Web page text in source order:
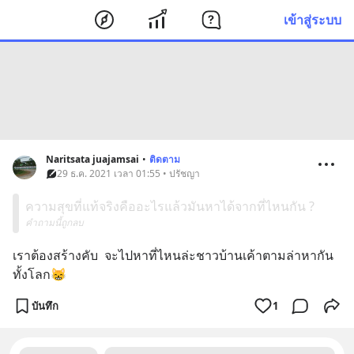
เข้าสู่ระบบ
Naritsata juajamsai • ติดตาม
29 ธ.ค. 2021 เวลา 01:55 • ปรัชญา
ความสุขที่แท้จริงคืออะไรแล้วมันหาได้จากที่ไหนกัน ?
คำถามนี้ถูกลบ
เราต้องสร้างคับ  จะไปหาที่ไหนล่ะชาวบ้านเค้าตามล่าหากัน
ทั้งโลก😸
บันทึก 1